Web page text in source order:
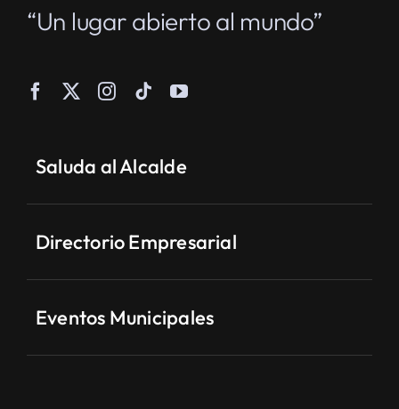
“Un lugar abierto al mundo”
Saluda al Alcalde
Directorio Empresarial
Eventos Municipales